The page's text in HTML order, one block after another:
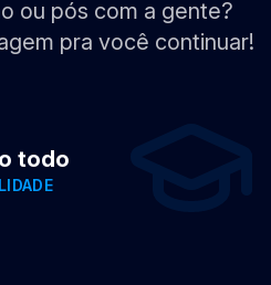
ou pós com a gente?
pra você continuar!
todo